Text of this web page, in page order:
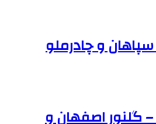
سپاهان و چادرملو
– گلنور اصفهان و